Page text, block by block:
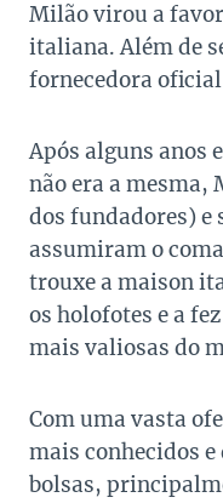
Milão virou a
italiana. Além de
fornecedora
Após alguns anos
não era a mesma,
dos fundadores)
assumiram o
trouxe a maison
os holofotes e a
mais valiosas do
Com uma vasta
mais conhecidos e
bolsas,